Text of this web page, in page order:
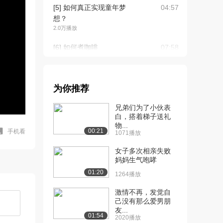
手机看
[5] 如何真正实现童年梦
想？
2.0万播放
04:57
[6] 如何煮咖啡 07:58
2.8万播放
[8] 冥想 05:51
[9] 如何节省暖气费
[11] 如何寻求心理治疗 05:24
[12] 慢炖锅使用技巧
为你推荐
00:21
兄弟们为了小伙表
白，搭着梯子送礼
物...
1071播放
01:20
女子多次相亲失败
妈妈生气咆哮
1264播放
01:54
激情不再，发觉自
己没有那么爱男朋
友...
2020播放